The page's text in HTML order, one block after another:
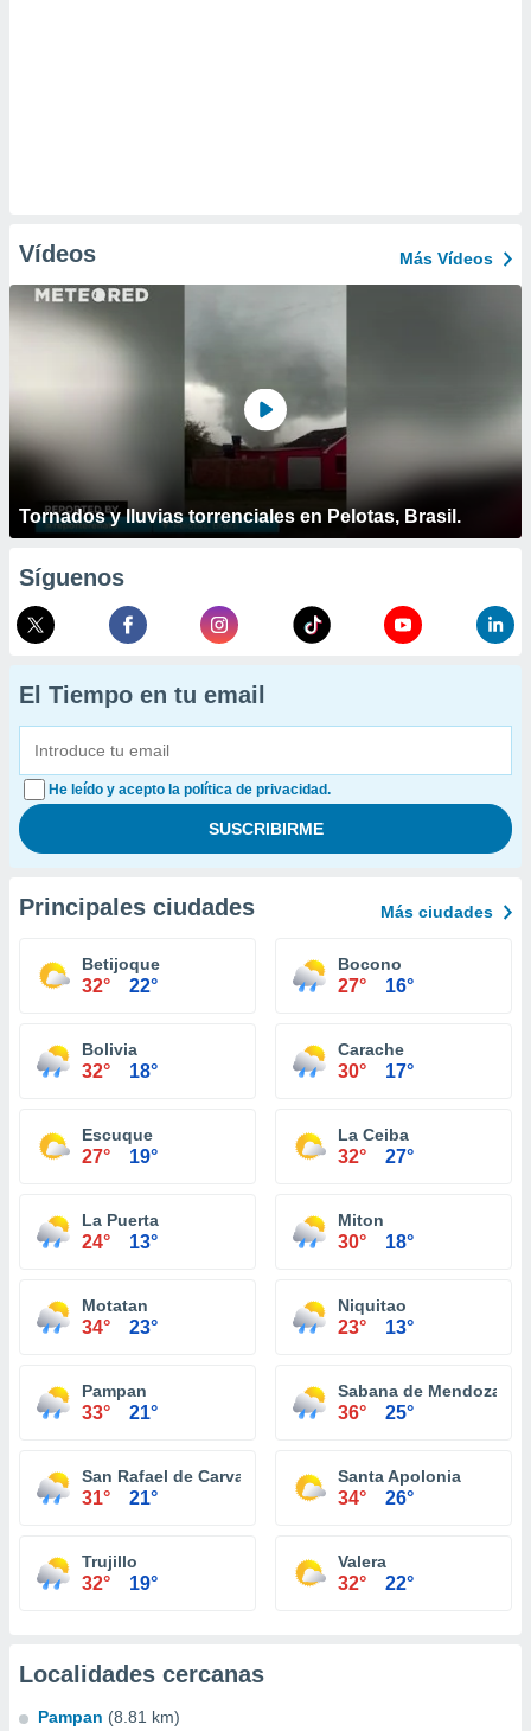
Vídeos Más Vídeos
Tornados y lluvias torrenciales en Pelotas, Brasil.
Síguenos
El Tiempo en tu email
He leído y acepto la política de privacidad.
Principales ciudades Más ciudades
Betijoque
32° 22°
Bocono
27° 16°
Bolivia
32° 18°
Carache
30° 17°
Escuque
27° 19°
La Ceiba
32° 27°
La Puerta
24° 13°
Miton
30° 18°
Motatan
34° 23°
Niquitao
23° 13°
Pampan
33° 21°
Sabana de Mendoza
36° 25°
San Rafael de Carvajal
31° 21°
Santa Apolonia
34° 26°
Trujillo
32° 19°
Valera
32° 22°
Localidades cercanas
Pampan (8.81 km)